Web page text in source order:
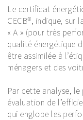
Le certificat
CECB®, indique, sur
« A » (pour très
qualité énergétique
être assimilée à
ménagers et des
Par cette analyse,
évaluation de
qui englobe les